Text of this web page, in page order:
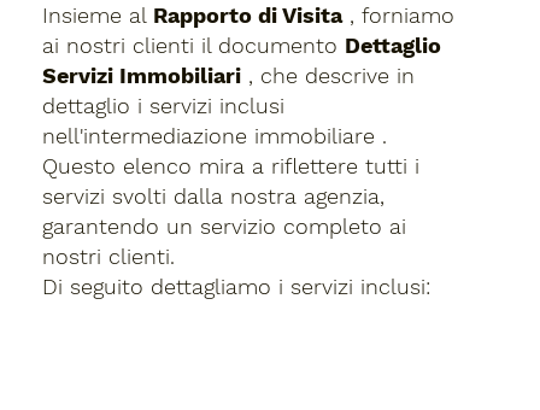
Insieme al Rapporto di Visita, forniamo
ai nostri clienti il documento Dettaglio
Servizi Immobiliari , che descrive in
dettaglio i servizi inclusi
nell'intermediazione immobiliare .
Questo elenco mira a riflettere tutti i
servizi svolti dalla nostra agenzia,
garantendo un servizio completo ai
nostri clienti.
Di seguito dettagliamo i servizi inclusi: